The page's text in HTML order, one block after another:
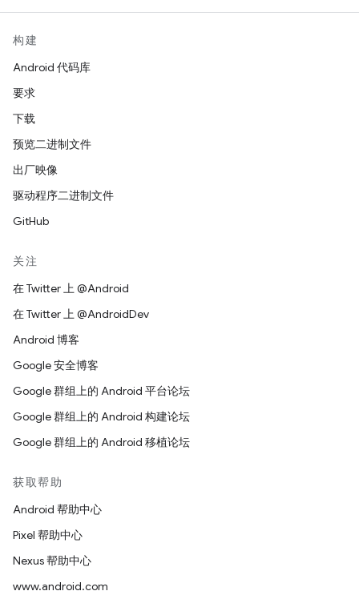
构建
Android 代码库
要求
下载
预览二进制文件
出厂映像
驱动程序二进制文件
GitHub
关注
在 Twitter 上 @Android
在 Twitter 上 @AndroidDev
Android 博客
Google 安全博客
Google 群组上的 Android 平台论坛
Google 群组上的 Android 构建论坛
Google 群组上的 Android 移植论坛
获取帮助
Android 帮助中心
Pixel 帮助中心
Nexus 帮助中心
www.android.com